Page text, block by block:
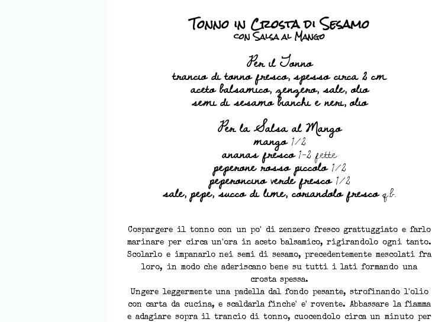
Tonno in Crosta di Sesamo
con Salsa al Mango
Per il Tonno
trancio di tonno fresco, spesso circa 2 cm
aceto balsamico, zenzero, sale, olio
semi di sesamo bianchi e neri, olio
Per la Salsa al Mango
mango1/2
ananas fresco1-2 fette
peperone rosso piccolo1/2
peperoncino verde fresco1/2
sale, pepe, succo di lime, coriandolo frescoq.b.
Cospargere il tonno con un po' di zenzero fresco grattuggiato e farlo
marinare per circa un'ora in aceto balsamico, rigirandolo ogni tanto.
Scolarlo e impanarlo nei semi di sesamo, precedentemente mescolati fra
loro, in modo che aderiscano bene su tutti i lati formando una
crosta spessa.
Ungere leggermente una padella dal fondo pesante, strofinando l'olio
con carta da cucina, e scaldarla finche' e' rovente. Abbassare la fiamma
e adagiare sopra il trancio di tonno, cuocendolo circa un minuto per